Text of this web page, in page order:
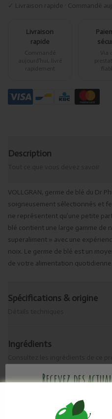
✓ Livraison rapide · Commandé
Livraison
rapide
Commandé
aujourd’hui, livré
rapidement
Via
Description
VOLLGRAN, germe de blé du Dr
soigneusement sélectionnés et
ne représentent qu’une petite
blé contient une large gamme de
superaliment » avec une
noix. Le germe de blé est un
de votre alimentation quotidienne.
Spécifications & origine
Ingrédients
Recevez des